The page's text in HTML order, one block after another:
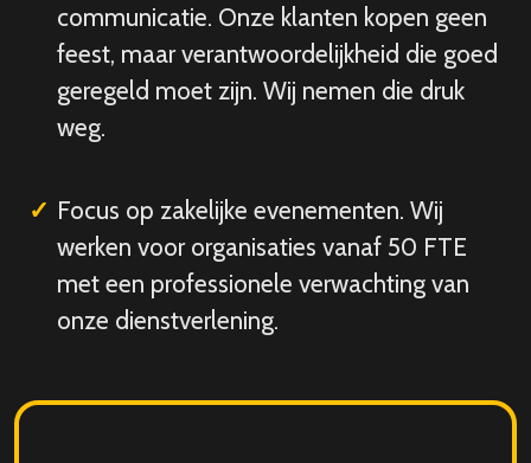
communicatie. Onze klanten kopen geen
feest, maar verantwoordelijkheid die goed
geregeld moet zijn. Wij nemen die druk
weg.
Focus op zakelijke evenementen. Wij
werken voor organisaties vanaf 50 FTE
met een professionele verwachting van
onze dienstverlening.